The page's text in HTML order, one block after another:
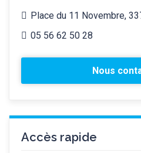
Place du 11 Novembre,
05 56 62 50 28
Nous
Accès rapide